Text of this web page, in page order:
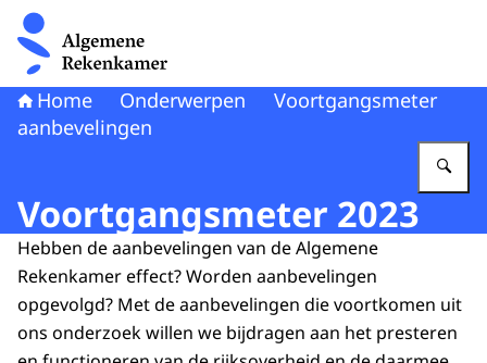
Naar de homepage van Algemene Rekenkamer
Home Onderwerpen
Voortgangsmeter
aanbevelingen
Voortgangsmeter 2023
Hebben de aanbevelingen van de Algemene
Rekenkamer effect? Worden aanbevelingen
opgevolgd? Met de aanbevelingen die voortkomen uit
ons onderzoek willen we bijdragen aan het presteren